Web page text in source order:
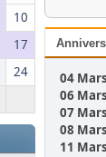
10
17
24
04 Mars
06 Mars
07 Mars
08 Mars
11 Mars